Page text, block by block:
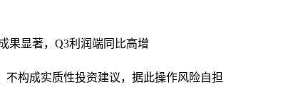
果显著，Q3利润端同比高增
构成实质性投资建议，据此操作风险自担